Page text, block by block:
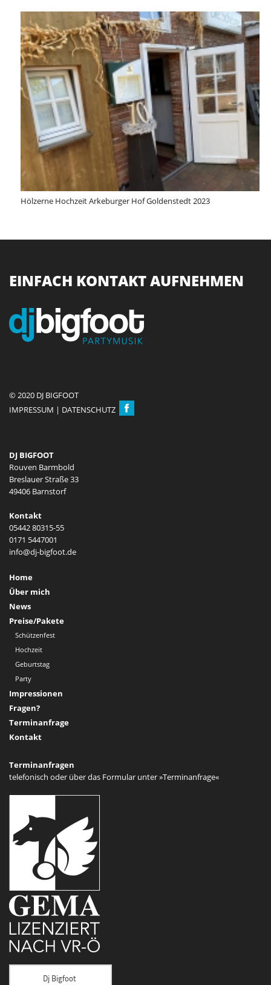
Hölzerne Hochzeit Arkeburger Hof Goldenstedt 2023
EINFACH KONTAKT AUFNEHMEN
© 2020 DJ BIGFOOT
IMPRESSUM | DATENSCHUTZ
DJ BIGFOOT
Rouven Barmbold
Breslauer Straße 33
49406 Barnstorf
Kontakt
05442 80315-55
0171 5447001
Home
Über mich
News
Preise/Pakete
Schützenfest
Hochzeit
Geburtstag
Party
Impressionen
Fragen?
Terminanfrage
Kontakt
Terminanfragen
telefonisch oder über das Formular unter»Terminanfrage«